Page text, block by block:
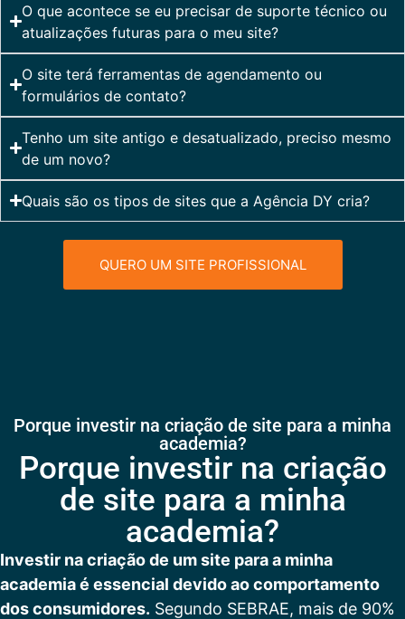
O que acontece se eu precisar de suporte técnico ou
atualizações futuras para o meu site?
O site terá ferramentas de agendamento ou
formulários de contato?
Tenho um site antigo e desatualizado, preciso mesmo
de um novo?
Quais são os tipos de sites que a Agência DY cria?
QUERO UM SITE PROFISSIONAL
Porque investir na criação de site para a minha
academia?
Porque investir na criação
de site para a minha
academia?
Investir na criação de um site para a minha
academia é essencial devido ao comportamento
dos consumidores. Segundo SEBRAE, mais de 90%